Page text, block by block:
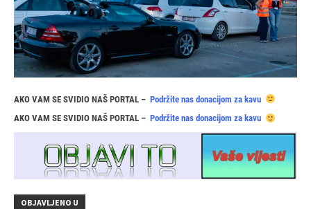
AKO VAM SE SVIDIO NAŠ PORTAL – Podržite nas donacijom za kavu
AKO VAM SE SVIDIO NAŠ PORTAL – Podržite nas donacijom za kavu
OBJAVLJENO U